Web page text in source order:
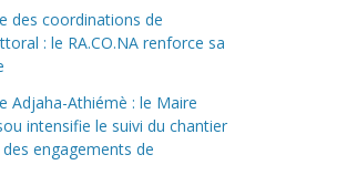
des coordinations de
: le RA.CO.NA renforce sa
Adjaha-Athiémè : le Maire
intensifie le suivi du chantier
engagements de